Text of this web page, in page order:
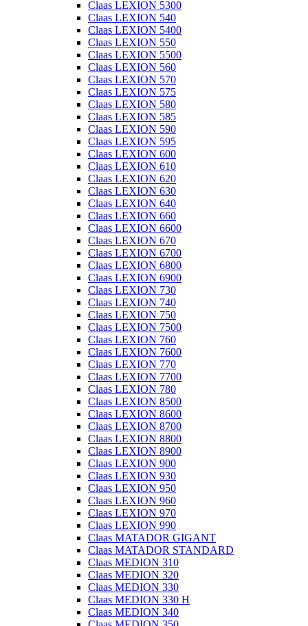
Claas LEXION 5300
Claas LEXION 540
Claas LEXION 5400
Claas LEXION 550
Claas LEXION 5500
Claas LEXION 560
Claas LEXION 570
Claas LEXION 575
Claas LEXION 580
Claas LEXION 585
Claas LEXION 590
Claas LEXION 595
Claas LEXION 600
Claas LEXION 610
Claas LEXION 620
Claas LEXION 630
Claas LEXION 640
Claas LEXION 660
Claas LEXION 6600
Claas LEXION 670
Claas LEXION 6700
Claas LEXION 6800
Claas LEXION 6900
Claas LEXION 730
Claas LEXION 740
Claas LEXION 750
Claas LEXION 7500
Claas LEXION 760
Claas LEXION 7600
Claas LEXION 770
Claas LEXION 7700
Claas LEXION 780
Claas LEXION 8500
Claas LEXION 8600
Claas LEXION 8700
Claas LEXION 8800
Claas LEXION 8900
Claas LEXION 900
Claas LEXION 930
Claas LEXION 950
Claas LEXION 960
Claas LEXION 970
Claas LEXION 990
Claas MATADOR GIGANT
Claas MATADOR STANDARD
Claas MEDION 310
Claas MEDION 320
Claas MEDION 330
Claas MEDION 330 H
Claas MEDION 340